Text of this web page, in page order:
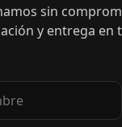
sin
y entrega en